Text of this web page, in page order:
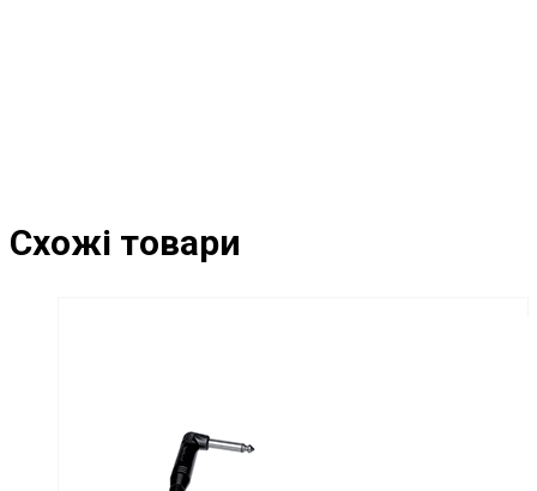
Схожі товари